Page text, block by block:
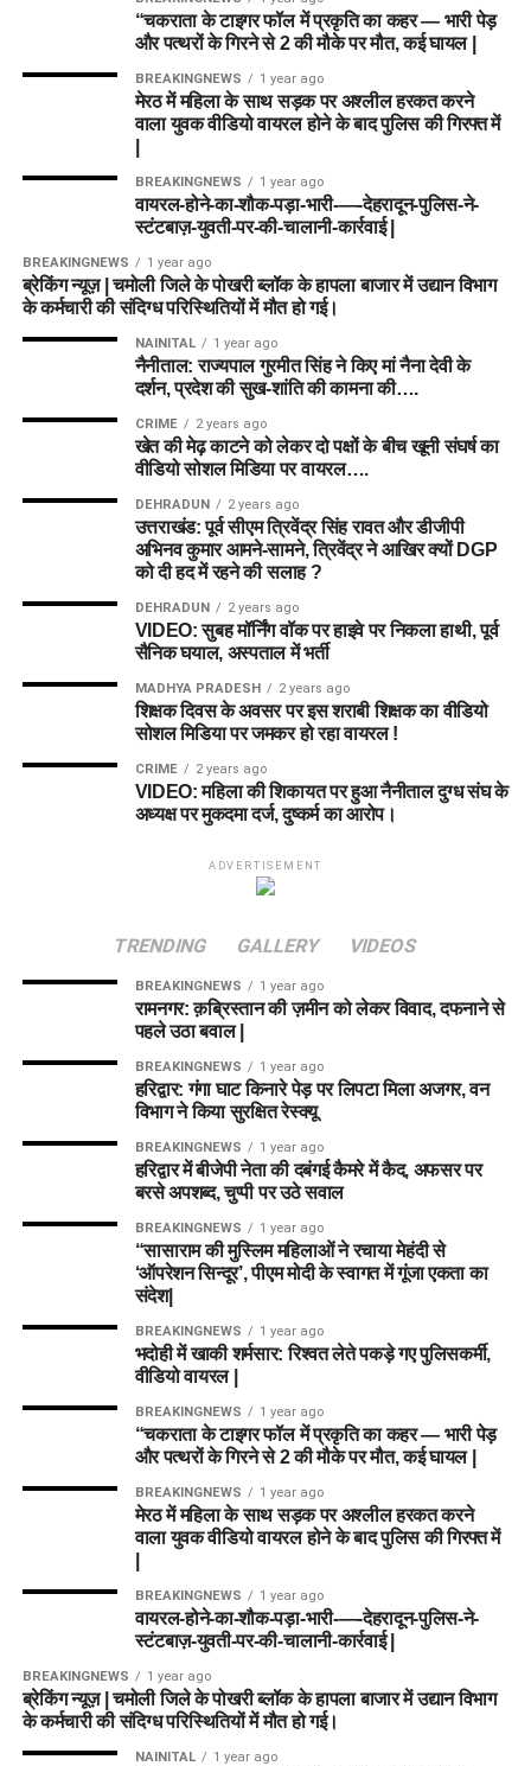
“चकराता के टाइगर फॉल में प्रकृति का कहर — भारी पेड़
और पत्थरों के गिरने से 2 की मौके पर मौत, कई घायल |
BREAKINGNEWS 1 year ago
मेरठ में महिला के साथ सड़क पर अश्लील हरकत करने
वाला युवक वीडियो वायरल होने के बाद पुलिस की गिरफ्त में
BREAKINGNEWS 1 year ago
वायरल-होने-का-शौक-पड़ा-भारी-—-देहरादून-पुलिस-ने-
स्टंटबाज़-युवती-पर-की-चालानी-कार्रवाई |
BREAKINGNEWS 1 year ago
ब्रेकिंग न्यूज़ | चमोली जिले के पोखरी ब्लॉक के हापला बाजार में उद्यान विभाग
के कर्मचारी की संदिग्ध परिस्थितियों में मौत हो गई।
NAINITAL 1 year ago
नैनीताल: राज्यपाल गुरमीत सिंह ने किए मां नैना देवी के
दर्शन, प्रदेश की सुख-शांति की कामना की….
CRIME 2 years ago
खेत की मेढ़ काटने को लेकर दो पक्षों के बीच खूनी संघर्ष का
वीडियो सोशल मिडिया पर वायरल….
DEHRADUN 2 years ago
उत्तराखंड: पूर्व सीएम त्रिवेंद्र सिंह रावत और डीजीपी
अभिनव कुमार आमने-सामने, त्रिवेंद्र ने आखिर क्यों DGP
को दी हद में रहने की सलाह ?
DEHRADUN 2 years ago
VIDEO: सुबह मॉर्निंग वॉक पर हाइवे पर निकला हाथी, पूर्व
सैनिक घयाल, अस्पताल में भर्ती
MADHYA PRADESH 2 years ago
शिक्षक दिवस के अवसर पर इस शराबी शिक्षक का वीडियो
सोशल मिडिया पर जमकर हो रहा वायरल !
CRIME 2 years ago
VIDEO: महिला की शिकायत पर हुआ नैनीताल दुग्ध संघ के
अध्यक्ष पर मुकदमा दर्ज, दुष्कर्म का आरोप।
ADVERTISEMENT
TRENDING GALLERY VIDEOS
BREAKINGNEWS 1 year ago
रामनगर: क़ब्रिस्तान की ज़मीन को लेकर विवाद, दफनाने से
पहले उठा बवाल |
BREAKINGNEWS 1 year ago
हरिद्वार: गंगा घाट किनारे पेड़ पर लिपटा मिला अजगर, वन
विभाग ने किया सुरक्षित रेस्क्यू
BREAKINGNEWS 1 year ago
हरिद्वार में बीजेपी नेता की दबंगई कैमरे में कैद, अफसर पर
बरसे अपशब्द, चुप्पी पर उठे सवाल
BREAKINGNEWS 1 year ago
“सासाराम की मुस्लिम महिलाओं ने रचाया मेहंदी से
‘ऑपरेशन सिन्दूर’, पीएम मोदी के स्वागत में गूंजा एकता का
संदेश|
BREAKINGNEWS 1 year ago
भदोही में खाकी शर्मसार: रिश्वत लेते पकड़े गए पुलिसकर्मी,
वीडियो वायरल |
BREAKINGNEWS 1 year ago
“चकराता के टाइगर फॉल में प्रकृति का कहर — भारी पेड़
और पत्थरों के गिरने से 2 की मौके पर मौत, कई घायल |
BREAKINGNEWS 1 year ago
मेरठ में महिला के साथ सड़क पर अश्लील हरकत करने
वाला युवक वीडियो वायरल होने के बाद पुलिस की गिरफ्त में
BREAKINGNEWS 1 year ago
वायरल-होने-का-शौक-पड़ा-भारी-—-देहरादून-पुलिस-ने-
स्टंटबाज़-युवती-पर-की-चालानी-कार्रवाई |
BREAKINGNEWS 1 year ago
ब्रेकिंग न्यूज़ | चमोली जिले के पोखरी ब्लॉक के हापला बाजार में उद्यान विभाग
के कर्मचारी की संदिग्ध परिस्थितियों में मौत हो गई।
NAINITAL 1 year ago